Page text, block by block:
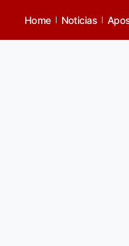
Home Noticias